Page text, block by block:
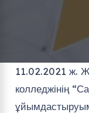
11.02.2021 ж.
колледжінің